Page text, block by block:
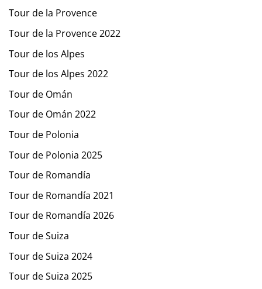
Tour de la Provence
Tour de la Provence 2022
Tour de los Alpes
Tour de los Alpes 2022
Tour de Omán
Tour de Omán 2022
Tour de Polonia
Tour de Polonia 2025
Tour de Romandía
Tour de Romandía 2021
Tour de Romandía 2026
Tour de Suiza
Tour de Suiza 2024
Tour de Suiza 2025